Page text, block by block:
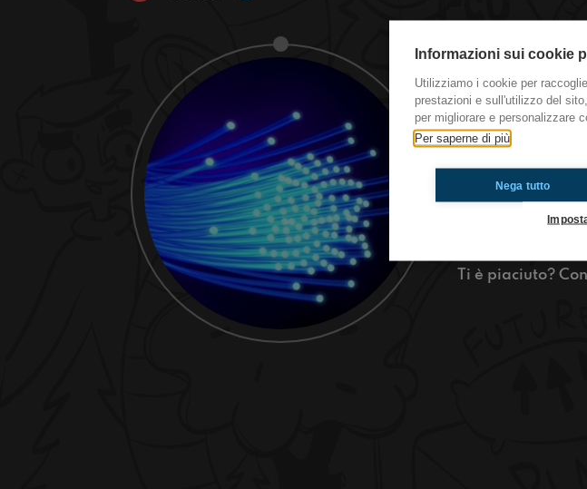
#sca La Fibra
Velocità: adsl
Avete mai
Scandicci.
Ti è piaciuto?
Informazioni sui cookie
Utilizziamo i cookie per
prestazioni e sull'utilizzo del
per migliorare e personalizzare
Per saperne di più
Nega tutto